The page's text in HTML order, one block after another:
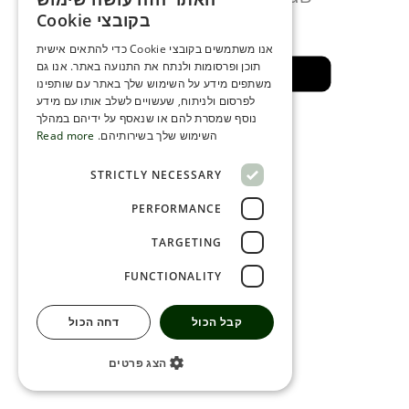
חזרה לאזור בטוח
ENGLISH
SERBIA
HEBREW
RUSSIAN
SERBIAN-2
בקובצי Cookie
אנו משתמשים בקובצי Cookie כדי להתאים אישית
תוכן ופרסומות ולנתח את התנועה באתר. אנו גם
משתפים מידע על השימוש שלך באתר עם שותפינו
לפרסום ולניתוח, שעשויים לשלב אותו עם מידע
נוסף שמסרת להם או שנאסף על ידיהם במהלך
השימוש שלך בשירותיהם. Read more
STRICTLY NECESSARY
PERFORMANCE
TARGETING
FUNCTIONALITY
קבל הכול דחה הכול
הצג פרטים